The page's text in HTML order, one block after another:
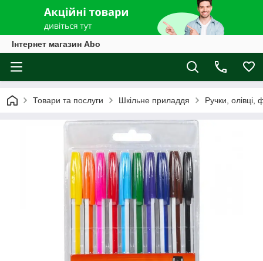
Інтернет магазин Abo
Товари та послуги Шкільне приладдя Ручки,